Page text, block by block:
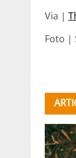
Via |
Foto |